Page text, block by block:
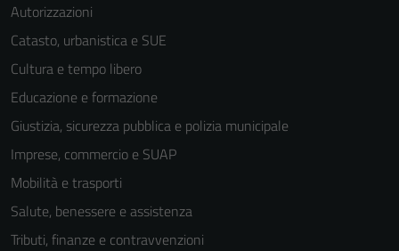
Autorizzazioni
Catasto, urbanistica e SUE
Cultura e tempo libero
Educazione e formazione
Giustizia, sicurezza pubblica e polizia municipale
Imprese, commercio e SUAP
Mobilità e trasporti
Salute, benessere e assistenza
Tributi, finanze e contravvenzioni